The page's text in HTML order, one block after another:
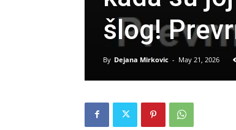
šlog!
By Dejana Mirkovic - May 21, 2026